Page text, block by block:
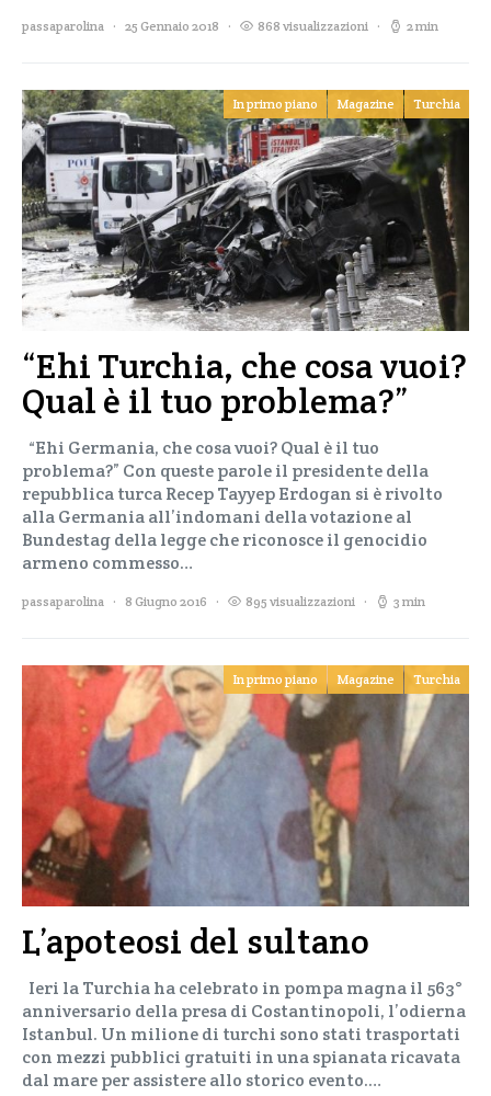
passaparolina 25 Gennaio 2018 868 visualizzazioni 2 min
In primo piano Magazine Turchia
“Ehi Turchia, che cosa vuoi?
Qual è il tuo problema?”
“Ehi Germania, che cosa vuoi? Qual è il tuo
problema?” Con queste parole il presidente della
repubblica turca Recep Tayyep Erdogan si è rivolto
alla Germania all’indomani della votazione al
Bundestag della legge che riconosce il genocidio
armeno commesso…
passaparolina 8 Giugno 2016 895 visualizzazioni 3 min
In primo piano Magazine Turchia
L’apoteosi del sultano
Ieri la Turchia ha celebrato in pompa magna il 563°
anniversario della presa di Costantinopoli, l’odierna
Istanbul. Un milione di turchi sono stati trasportati
con mezzi pubblici gratuiti in una spianata ricavata
dal mare per assistere allo storico evento.…